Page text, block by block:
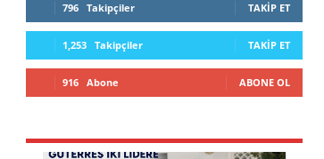
796 Takipçiler TAKIP ET
1,253 Takipçiler TAKIP ET
916 Abone ABONE OL